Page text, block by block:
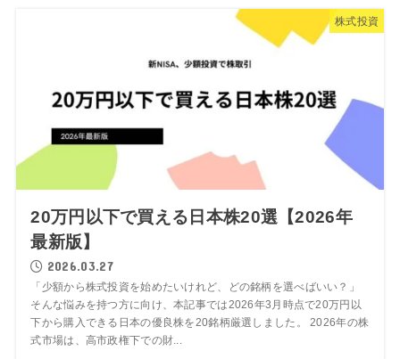
株式投資
20万円以下で買える日本株20選【2026年
最新版】
2026.03.27
「少額から株式投資を始めたいけれど、どの銘柄を選べばいい？」
そんな悩みを持つ方に向け、本記事では2026年3月時点で20万円以
下から購入できる日本の優良株を20銘柄厳選しました。 2026年の株
式市場は、高市政権下での財...